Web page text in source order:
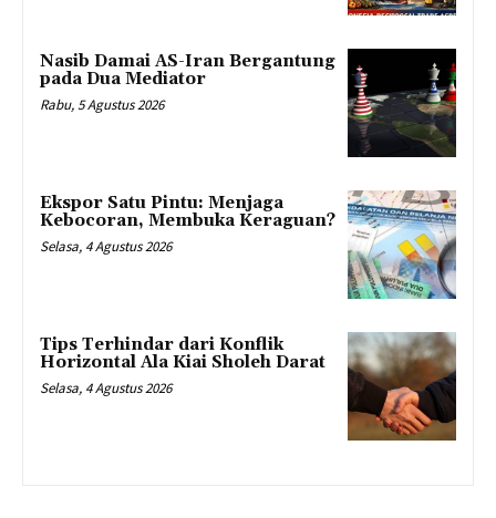
Nasib Damai AS-Iran Bergantung
pada Dua Mediator
Rabu, 5 Agustus 2026
Ekspor Satu Pintu: Menjaga
Kebocoran, Membuka Keraguan?
Selasa, 4 Agustus 2026
Tips Terhindar dari Konflik
Horizontal Ala Kiai Sholeh Darat
Selasa, 4 Agustus 2026